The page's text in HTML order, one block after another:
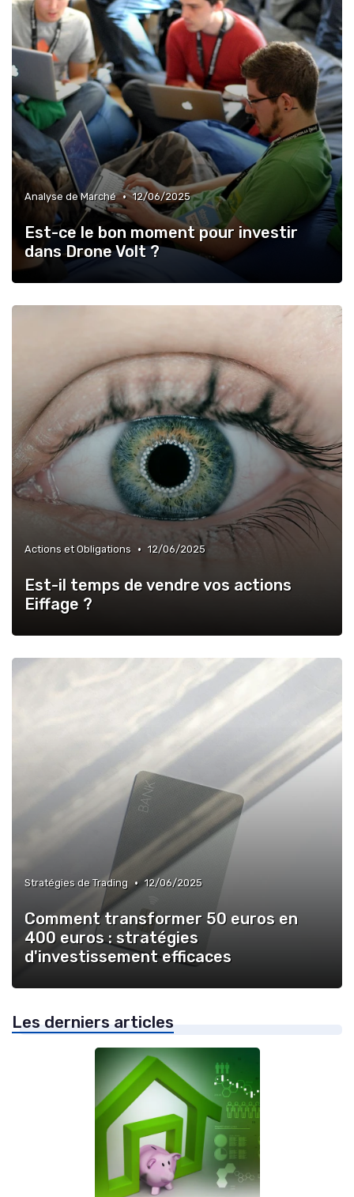
Analyse de Marché • 12/06/2025
Est-ce le bon moment pour investir
dans Drone Volt ?
Actions et Obligations • 12/06/2025
Est-il temps de vendre vos actions
Eiffage ?
Stratégies de Trading • 12/06/2025
Comment transformer 50 euros en
400 euros : stratégies
d'investissement efficaces
Les derniers articles